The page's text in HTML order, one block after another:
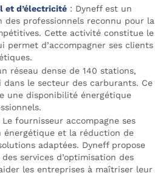
et d’électricité : Dyneff est un
professionnels reconnu pour la
Cette activité constitue le
d’accompagner ses clients
réseau dense de 140 stations,
dans le secteur des carburants. Ce
une disponibilité énergétique
Le fournisseur accompagne ses
et la réduction de
adaptées. Dyneff propose
services d’optimisation des
les entreprises à maîtriser leur